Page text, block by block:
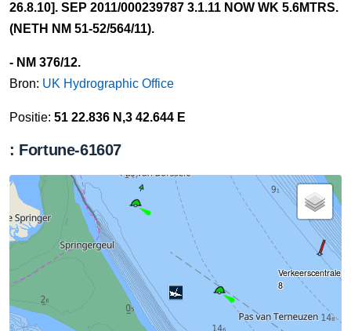
26.8.10]. SEP 2011/000239787 3.1.11 NOW WK 5.6MTRS.
(NETH NM 51-52/564/11).
- NM 376/12.
Bron: UK Hydrographic Office
Positie: 51 22.836 N,3 42.644 E
: Fortune-61607
Verkeerscentrale
8